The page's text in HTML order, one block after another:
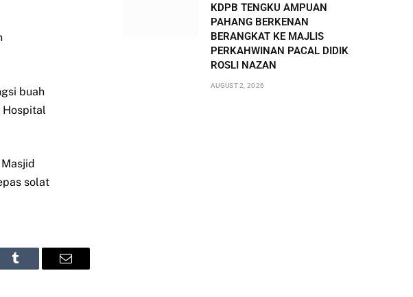
buah
solat
Tumblr Email
KDPB TENGKU AMPUAN
PAHANG BERKENAN
BERANGKAT KE MAJLIS
PERKAHWINAN PACAL DIDIK
ROSLI NAZAN
AUGUST 2, 2026